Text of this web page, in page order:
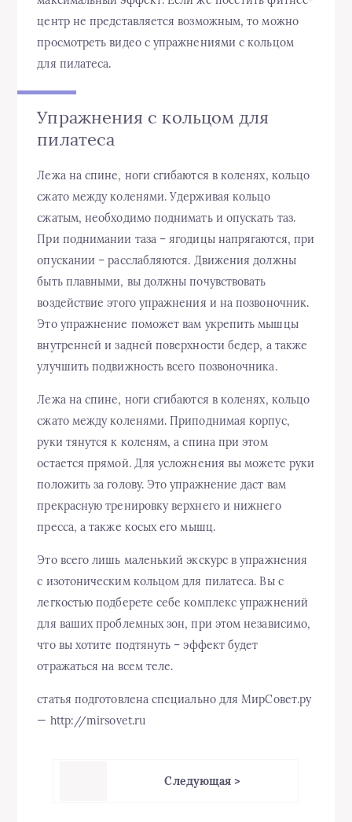
центр не представляется возможным, то можно
просмотреть видео с упражнениями с кольцом
для пилатеса.
Упражнения с кольцом для
пилатеса
Лежа на спине, ноги сгибаются в коленях, кольцо
сжато между коленями. Удерживая кольцо
сжатым, необходимо поднимать и опускать таз.
При поднимании таза – ягодицы напрягаются, при
опускании – расслабляются. Движения должны
быть плавными, вы должны почувствовать
воздействие этого упражнения и на позвоночник.
Это упражнение поможет вам укрепить мышцы
внутренней и задней поверхности бедер, а также
улучшить подвижность всего позвоночника.
Лежа на спине, ноги сгибаются в коленях, кольцо
сжато между коленями. Приподнимая корпус,
руки тянутся к коленям, а спина при этом
остается прямой. Для усложнения вы можете руки
положить за голову. Это упражнение даст вам
прекрасную тренировку верхнего и нижнего
пресса, а также косых его мышц.
Это всего лишь маленький экскурс в упражнения
с изотоническим кольцом для пилатеса. Вы с
легкостью подберете себе комплекс упражнений
для ваших проблемных зон, при этом независимо,
что вы хотите подтянуть – эффект будет
отражаться на всем теле.
статья подготовлена специально для МирСовет.ру
— http://mirsovet.ru
Следующая >